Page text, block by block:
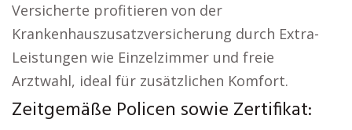
Versicherte profitieren von der
Krankenhauszusatzversicherung durch Extra-
Leistungen wie Einzelzimmer und freie
Arztwahl, ideal für zusätzlichen Komfort.
Zeitgemäße Policen sowie Zertifikat: